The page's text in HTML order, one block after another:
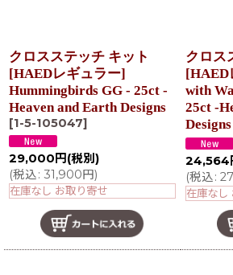
クロスステッチ キット
[HAEDレギュラー]
Hummingbirds GG - 25ct -
Heaven and Earth Designs
[1-5-105047]
29,000 円 (税別)
(税込: 31,900円)
在庫なし お取り寄せ
クロス
[HAED
with
25ct -
Designs
24,564
(税込:
在庫なし